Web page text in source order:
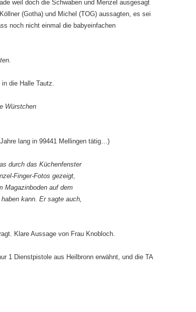
weil doch die Schwaben und Menzel ausgesagt
(Gotha) und Michel (TOG) aussagten, es sei
noch nicht einmal die babyeinfachen
die Halle Tautz.
Würstchen
lang in 99441 Mellingen tätig…)
durch das Küchenfenster
Finger-Fotos gezeigt,
Magazinboden auf dem
kann. Er sagte auch,
Klare Aussage von Frau Knobloch.
1 Dienstpistole aus Heilbronn erwähnt, und die TA